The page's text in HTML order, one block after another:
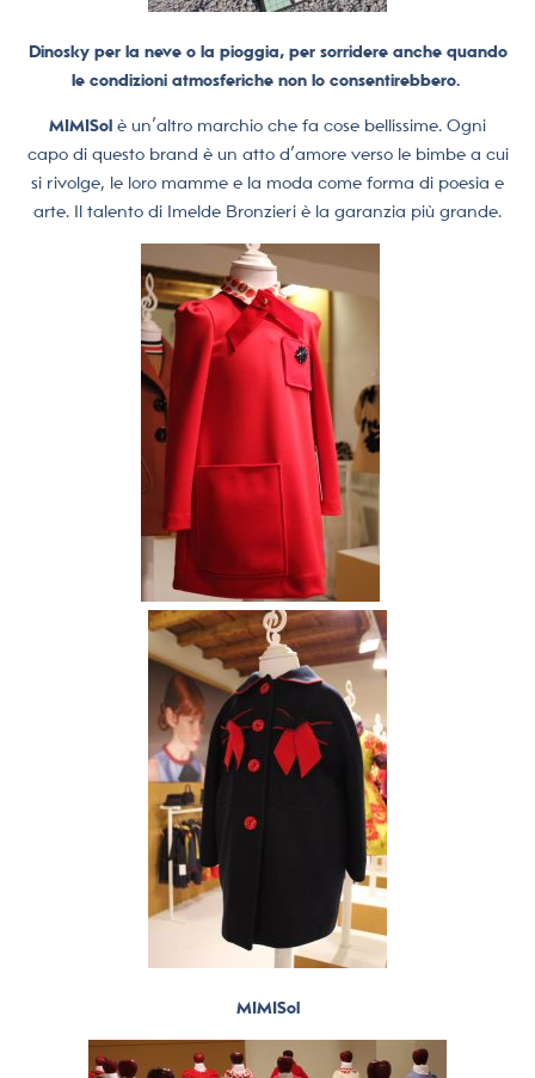
Dinosky per la neve o la pioggia, per sorridere anche quando
le condizioni atmosferiche non lo consentirebbero.
MIMISol è un’altro marchio che fa cose bellissime. Ogni
capo di questo brand è un atto d’amore verso le bimbe a cui
si rivolge, le loro mamme e la moda come forma di poesia e
arte. Il talento di Imelde Bronzieri è la garanzia più grande.
MIMISol